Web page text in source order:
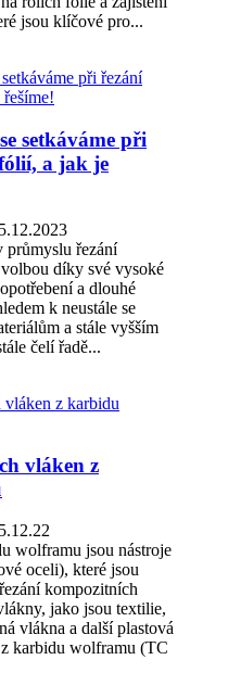
jsou klíčové pro...
setkáváme při
a jak je
průmyslu řezání
díky své vysoké
a dlouhé
k neustále se
a stále vyšším
čelí řadě...
vláken z
wolframu jsou nástroje
oceli), které jsou
kompozitních
jako jsou textilie,
vlákna a další plastová
karbidu wolframu (TC